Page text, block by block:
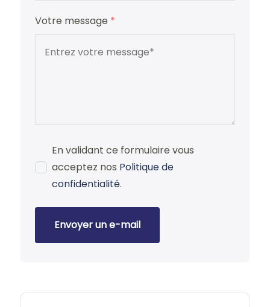
Votre message *
En validant ce formulaire vous
acceptez nos Politique de
confidentialité.
Envoyer un e-mail